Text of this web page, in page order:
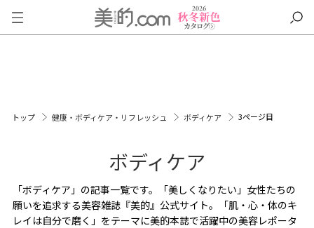
トップ 健康・ボディケア・リフレッシュ ボディケア 3ページ目
ボディケア
「ボディケア」の記事一覧です。「美しくなりたい」女性たちの
願いを追求する美容雑誌『美的』公式サイト。「肌・心・体のキ
レイは自分で磨く」をテーマに美的本誌で活躍中の美容レポータ